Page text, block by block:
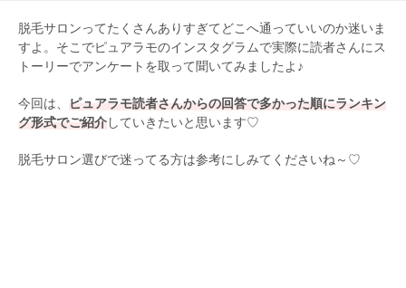
脱毛サロンってたくさんありすぎてどこへ通っていいのか迷いま
すよ。そこでピュアラモのインスタグラムで実際に読者さんにス
トーリーでアンケートを取って聞いてみましたよ♪
今回は、
ピュアラモ読者さんからの回答で多かった順にランキン
グ形式でご紹介していきたいと思います♡
脱毛サロン選びで迷ってる方は参考にしみてくださいね～♡